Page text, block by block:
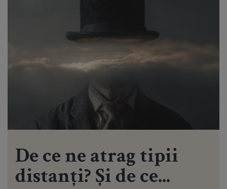
De ce ne atrag tipii
distanți? Și de ce...